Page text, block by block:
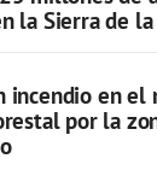
la Sierra de la
incendio en el
por la